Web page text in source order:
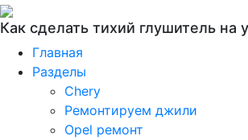
Как сделать тихий глушитель на
Главная
Разделы
Chery
Ремонтируем джили
Opel ремонт